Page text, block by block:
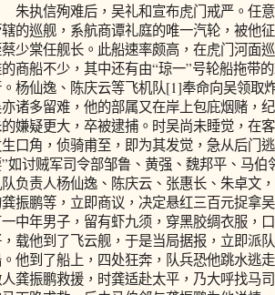
执信殉难后，吴礼和宣布虎门戒严。任
的巡舰，系航商谭礼庭的唯一汽轮，被他
少棠任舰长。此船速率颇高，在虎门河面
商船不少，其中还有由“琼一”号轮船拖带
杨仙逸、陈庆云等飞机队[1]奉命向吴领取
诸多留难，他的部属又在岸上包庇烟赌，
嫌疑更大，卒被逮捕。时吴尚未睡觉，在
口角，侦骑甫至，即为其发觉，急从后门
如讨贼军司令部邹鲁、黄强、魏邦平、马
负责人杨仙逸、陈庆云、张惠长、朱卓文
振鹏等，立即商议，决定悬红三百元捉拿
中年男子，留有虾九须，穿黑胶绸衣服，
载他到了飞云舰，于是当局据报，立即派
他到了船上，四处狂奔，队兵恐他跳水逃
龚振鹏救援，时龚适赴太平，乃大呼找马